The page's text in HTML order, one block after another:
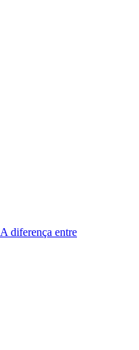
A diferença entre